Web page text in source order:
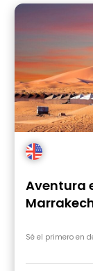
Aventura
Sé el primero en